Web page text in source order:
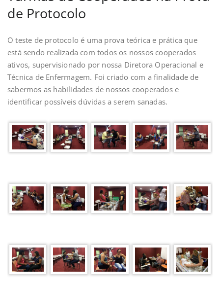
de Protocolo
O teste de protocolo é uma prova teórica e prática que
está sendo realizada com todos os nossos cooperados
ativos, supervisionado por nossa Diretora Operacional e
Técnica de Enfermagem. Foi criado com a finalidade de
sabermos as habilidades de nossos cooperados e
identificar possíveis dúvidas a serem sanadas.